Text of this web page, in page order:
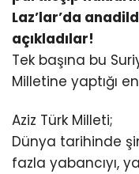
Laz’lar’da
açıkladılar!
Tek başına bu
Milletine yaptığı
Aziz Türk Milleti;
Dünya tarihinde
fazla yabancıyı,